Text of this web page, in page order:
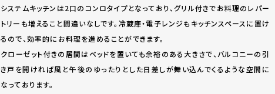
システムキッチンは2口のコンロタイプとなっており、グリル付きでお料理のレパー
トリーも増えること間違いなしです。冷蔵庫・電子レンジもキッチンスペースに置け
るので、効率的にお料理を進めることができます。
クローゼット付きの居間はベッドを置いても余裕のある大きさで、バルコニーの引
き戸を開ければ風と午後のゆったりとした日差しが舞い込んでくるような空間に
なっております。